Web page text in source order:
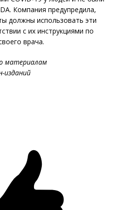
Компания предупредила,
должны использовать эти
с их инструкциями по
врача.
материалам
изданий